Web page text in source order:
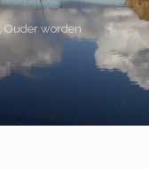
Ouder worden